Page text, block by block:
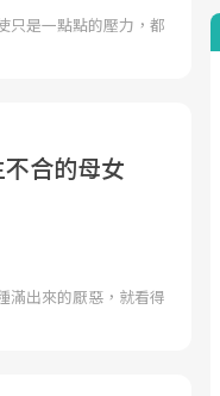
只是一點點的壓力，都
合的母女
滿出來的厭惡，就看得